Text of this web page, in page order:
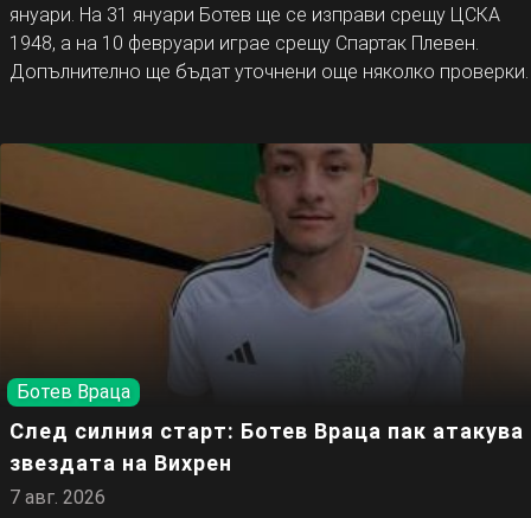
януари. На 31 януари Ботев ще се изправи срещу ЦСКА
1948, а на 10 февруари играе срещу Спартак Плевен.
Допълнително ще бъдат уточнени още няколко проверки.
Ботев Враца
След силния старт: Ботев Враца пак атакува
звездата на Вихрен
7 авг. 2026